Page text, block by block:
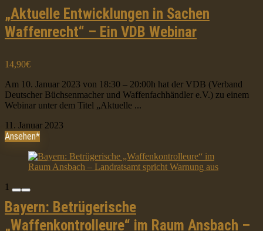
„Aktuelle Entwicklungen in Sachen
Waffenrecht“ – Ein VDB Webinar
14,90€
Am 10. Januar 2023 von 18:30 – 20:00h hat der VDB (Verband
Deutscher Büchsenmacher und Waffenfachhändler e.V.) zu einem
Webinar unter dem Titel „Aktuelle ...
11. Januar 2023
Ansehen*
1
Bayern: Betrügerische
„Waffenkontrolleure“ im Raum Ansbach –